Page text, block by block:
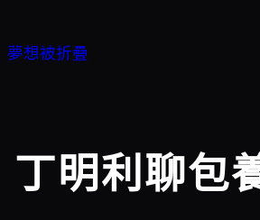
至
夢想被折疊
丁明利聊包